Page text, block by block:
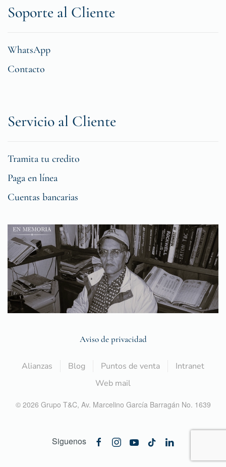
Soporte al Cliente
WhatsApp
Contacto
Servicio al Cliente
Tramita tu credito
Paga en línea
Cuentas bancarias
Aviso de privacidad
Alianzas Blog Puntos de venta
Intranet
Web mail
© 2026 Grupo T&C, Av. Marcelino García Barragán No. 1639
Siguenos